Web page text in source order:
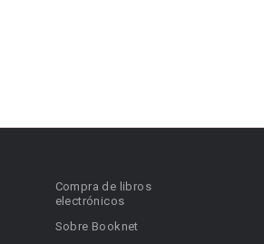
Compra de libros
electrónicos
Sobre Booknet